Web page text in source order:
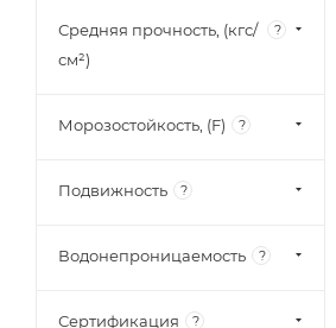
Средняя прочность, (кгс/
см²)
?
Морозостойкость, (F) ?
Подвижность ?
Водонепроницаемость ?
Сертификация ?